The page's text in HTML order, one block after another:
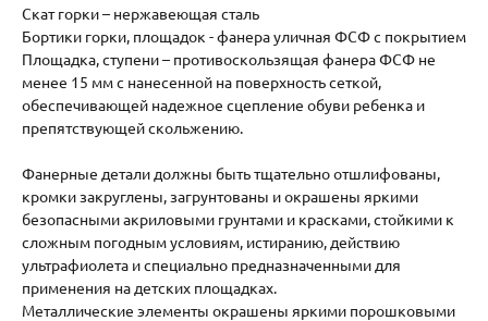
Скат горки – нержавеющая сталь
Бортики горки, площадок - фанера уличная ФСФ с покрытием
Площадка, ступени – противоскользящая фанера ФСФ не
менее 15 мм с нанесенной на поверхность сеткой,
обеспечивающей надежное сцепление обуви ребенка и
препятствующей скольжению.
Фанерные детали должны быть тщательно отшлифованы,
кромки закруглены, загрунтованы и окрашены яркими
безопасными акриловыми грунтами и красками, стойкими к
сложным погодным условиям, истиранию, действию
ультрафиолета и специально предназначенными для
применения на детских площадках.
Металлические элементы окрашены яркими порошковыми